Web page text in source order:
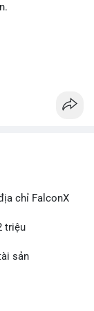
Tâm lý thị
lẻ theo dõi
dòng tiền
lược nắm giữ
chỉ FalconX
triệu
sản